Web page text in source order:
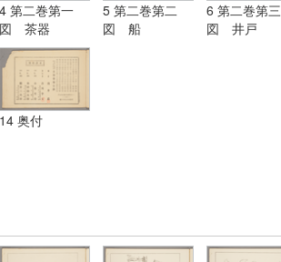
4 第二巻第一
図 茶器
5 第二巻第二
図 船
6 第二巻第三
図 井戸
14 奥付